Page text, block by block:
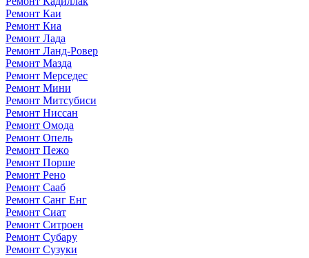
Ремонт Каи
Ремонт Киа
Ремонт Лада
Ремонт Ланд-Ровер
Ремонт Мазда
Ремонт Мерседес
Ремонт Мини
Ремонт Митсубиси
Ремонт Ниссан
Ремонт Омода
Ремонт Опель
Ремонт Пежо
Ремонт Порше
Ремонт Рено
Ремонт Сааб
Ремонт Санг Енг
Ремонт Сиат
Ремонт Ситроен
Ремонт Субару
Ремонт Сузуки